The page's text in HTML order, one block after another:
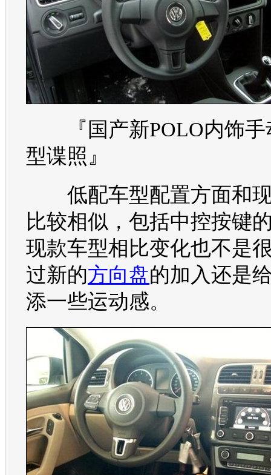
『国产新POLO内饰
型谍照』
低配车型配置方面和
比较相似，包括中控按键
现款车型相比变化也不是
过新的方向盘的加入还是
添一些运动感。